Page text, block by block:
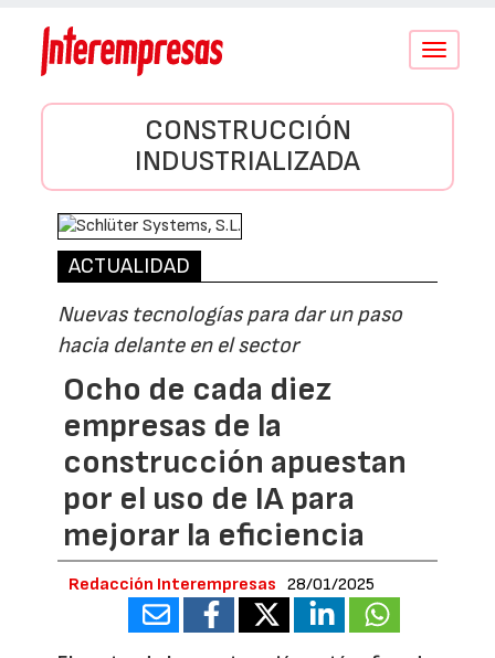
Conmutar
CONSTRUCCIÓN
INDUSTRIALIZADA
ACTUALIDAD
Nuevas tecnologías para dar un paso
hacia delante en el sector
Ocho de cada diez
empresas de la
construcción apuestan
por el uso de IA para
mejorar la eficiencia
Redacción Interempresas 28/01/2025